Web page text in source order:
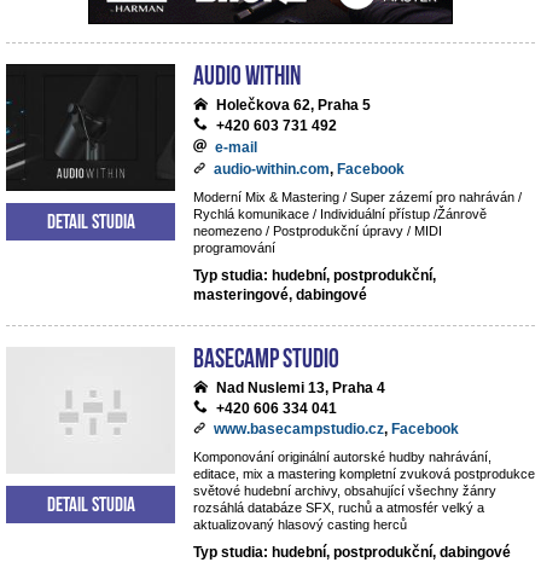
Audio Within
Holečkova 62, Praha 5
+420 603 731 492
e-mail
audio-within.com, Facebook
Moderní Mix & Mastering / Super zázemí pro nahráván /
Rychlá komunikace / Individuální přístup /Žánrově
neomezeno / Postprodukční úpravy / MIDI
programování
Typ studia: hudební, postprodukční,
masteringové, dabingové
Detail studia
BaseCamp studio
Nad Nuslemi 13, Praha 4
+420 606 334 041
www.basecampstudio.cz, Facebook
Komponování originální autorské hudby nahrávání,
editace, mix a mastering kompletní zvuková postprodukce
světové hudební archivy, obsahující všechny žánry
rozsáhlá databáze SFX, ruchů a atmosfér velký a
aktualizovaný hlasový casting herců
Typ studia: hudební, postprodukční, dabingové
Detail studia